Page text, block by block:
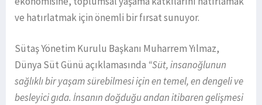
ve hatırlatmak için önemli bir fırsat sunuyor.
Sütaş Yönetim Kurulu Başkanı Muharrem Yılmaz,
Dünya Süt Günü açıklamasında “Süt, insanoğlunun
sağlıklı bir yaşam sürebilmesi için en temel, en dengeli ve
besleyici gıda. İnsanın doğduğu andan itibaren gelişmesi